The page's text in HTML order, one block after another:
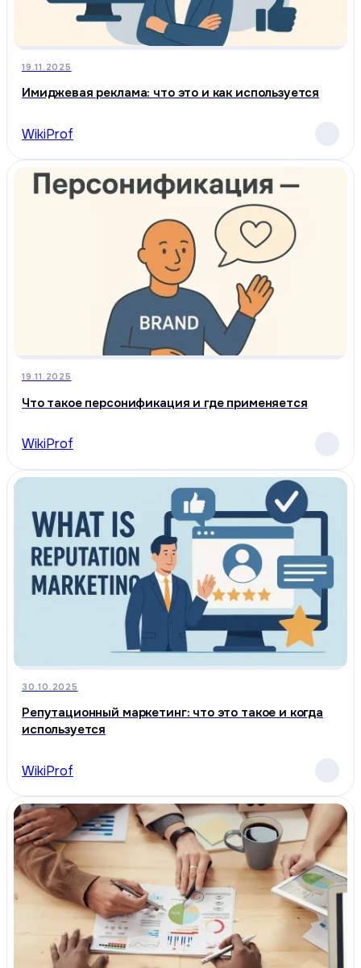
19.11.2025
Имиджевая реклама: что это и как используется
WikiProf
19.11.2025
Что такое персонификация и где применяется
WikiProf
30.10.2025
Репутационный маркетинг: что это такое и когда
используется
WikiProf